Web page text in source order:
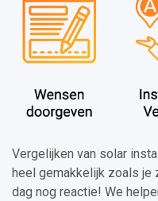
Vergelijken van solar
heel gemakkelijk zoals
dag nog reactie! We